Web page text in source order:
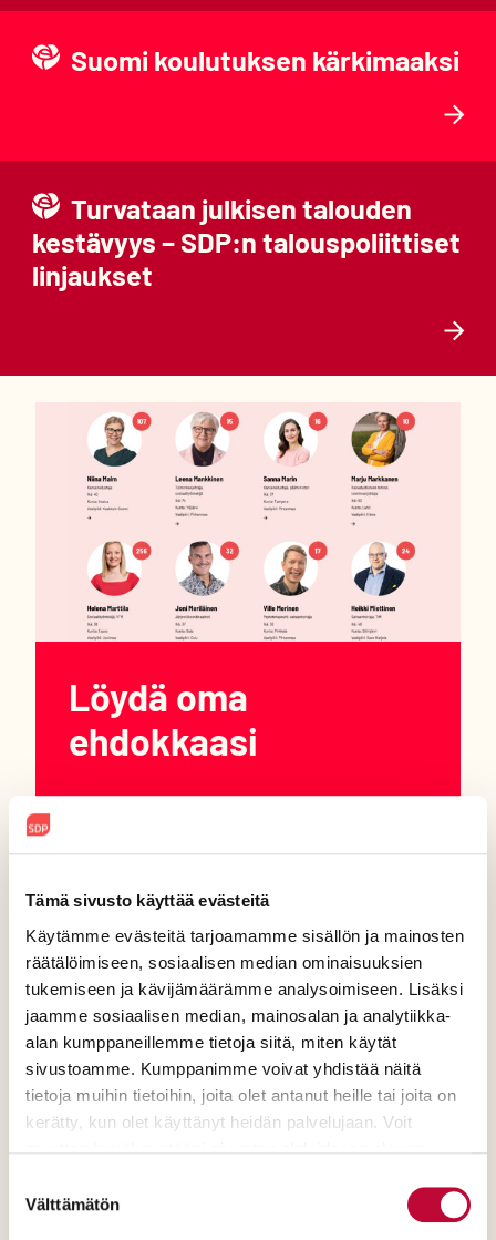
Tämä sivusto käyttää evästeitä
Käytämme evästeitä tarjoamamme sisällön ja mainosten
räätälöimiseen, sosiaalisen median ominaisuuksien
tukemiseen ja kävijämäärämme analysoimiseen. Lisäksi
jaamme sosiaalisen median, mainosalan ja analytiikka-
alan kumppaneillemme tietoja siitä, miten käytät
sivustoamme. Kumppanimme voivat yhdistää näitä
tietoja muihin tietoihin, joita olet antanut heille tai joita on
kerätty, kun olet käyttänyt heidän palvelujaan. Voit
valinta
Välttämätön
Suomi koulutuksen kärkimaaksi
Turvataan julkisen talouden
kestävyys – SDP:n talouspoliittiset
linjaukset
Löydä oma
ehdokkaasi
ehdokkaisiin ja löydä oma
eduskuntavaaliehdokkaasi.
Tutustu SDP:n ehdokkaisiin